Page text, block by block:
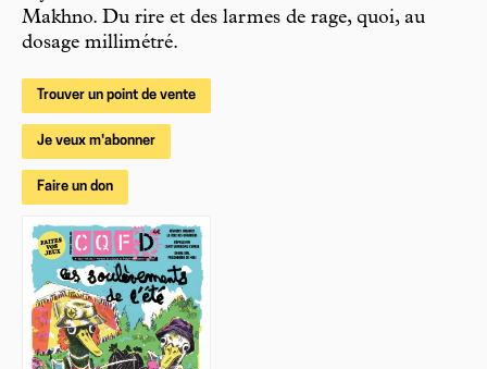
Makhno. Du rire et des larmes de rage, quoi, au
dosage millimétré.
Trouver un point de vente
Je veux m'abonner
Faire un don